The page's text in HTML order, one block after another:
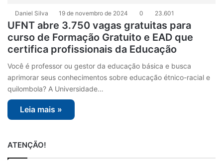
Daniel Silva 19 de novembro de 2024 0 23.601
UFNT abre 3.750 vagas gratuitas para
curso de Formação Gratuito e EAD que
certifica profissionais da Educação
Você é professor ou gestor da educação básica e busca
aprimorar seus conhecimentos sobre educação étnico-racial e
quilombola? A Universidade…
Leia mais »
ATENÇÃO!